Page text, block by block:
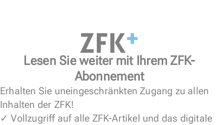
Lesen Sie weiter mit Ihrem ZFK-
Abonnement
Erhalten Sie uneingeschränkten Zugang zu allen
Inhalten der ZFK!
✓ Vollzugriff auf alle ZFK-Artikel und das digitale